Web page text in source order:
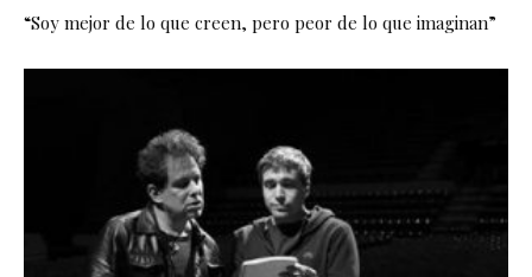
“Soy mejor de lo que creen, pero peor de lo que imaginan”